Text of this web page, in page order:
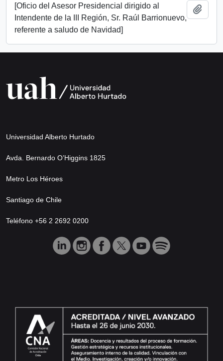
[Oficio del Asesor Presidencial dirigido al
Intendente de la III Región, Sr. Raúl Barrionuevo,
referente a saludo de Navidad]
Universidad Alberto Hurtado
Avda. Bernardo O’Higgins 1825
Metro Los Héroes
Santiago de Chile
Teléfono +56 2 2692 0200